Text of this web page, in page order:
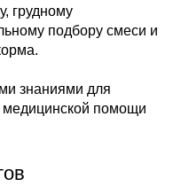
грудному
подбору смеси и
знаниями для
медицинской помощи